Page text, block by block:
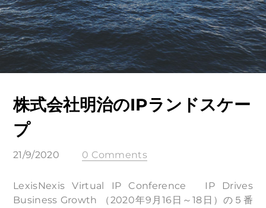
株式会社明治のIPランドスケー
プ
21/9/2020 0 Comments
LexisNexis Virtual IP Conference IP Drives
Business Growth （2020年9月16日～18日）の５番